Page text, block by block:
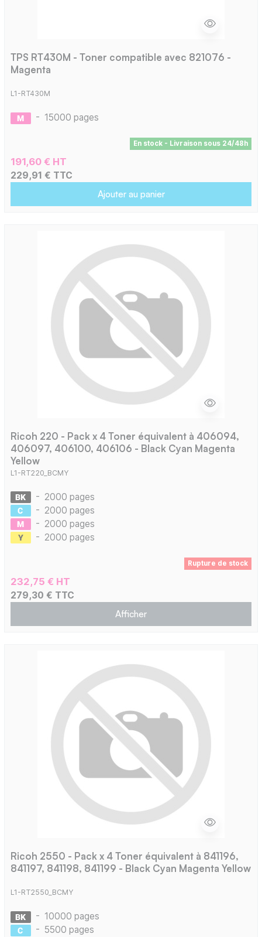
TPS RT430M - Toner compatible avec 821076 -
Magenta
L1-RT430M
- 15000 pages
En stock - Livraison sous 24/48h
191,60 € HT
229,91 € TTC
Ajouter au panier
Ricoh 220 - Pack x 4 Toner équivalent à 406094,
406097, 406100, 406106 - Black Cyan Magenta
Yellow
L1-RT220_BCMY
- 2000 pages
- 2000 pages
- 2000 pages
- 2000 pages
Rupture de stock
232,75 € HT
279,30 € TTC
Afficher
Ricoh 2550 - Pack x 4 Toner équivalent à 841196,
841197, 841198, 841199 - Black Cyan Magenta Yellow
L1-RT2550_BCMY
- 10000 pages
- 5500 pages